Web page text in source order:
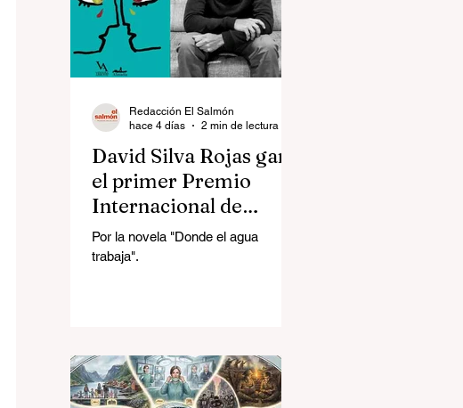
David Silva Rojas ganó
el primer Premio
Internacional de
Novela Breve Almadía
Ventosa-Arrufat
Por la novela "Donde el agua
trabaja".
Redacción El Salmón
hace 4 días
2 min de lectura